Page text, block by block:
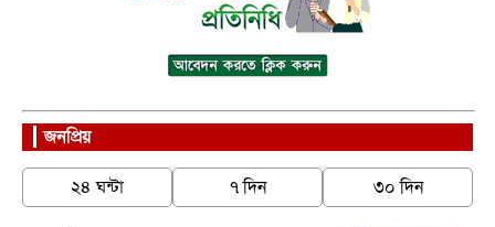
জনপ্রিয়
২৪ ঘন্টা ৭ দিন ৩০ দিন